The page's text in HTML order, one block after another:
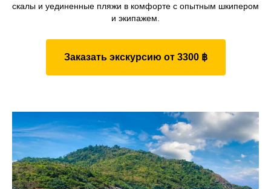
скалы и уединенные пляжи в комфорте с опытным шкипером
и экипажем.
Заказать экскурсию от 3300 ฿